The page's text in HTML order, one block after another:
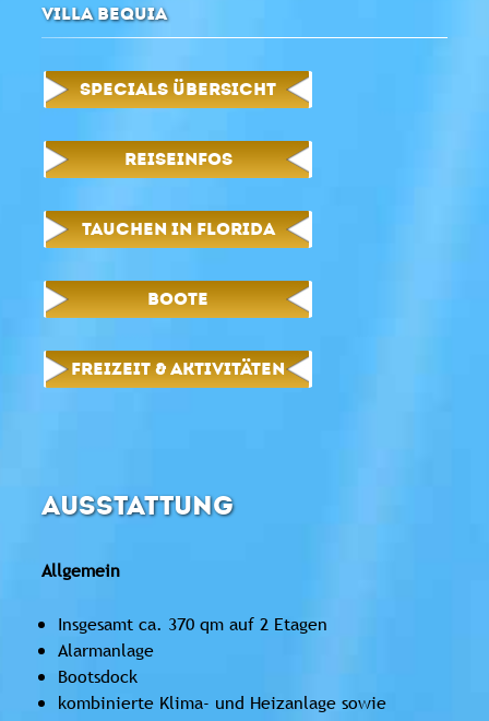
VILLA BEQUIA
SPECIALS ÜBERSICHT
REISEINFOS
TAUCHEN IN FLORIDA
BOOTE
FREIZEIT & AKTIVITÄTEN
AUSSTATTUNG
Allgemein
Insgesamt ca. 370 qm auf 2 Etagen
Alarmanlage
Bootsdock
kombinierte Klima- und Heizanlage sowie